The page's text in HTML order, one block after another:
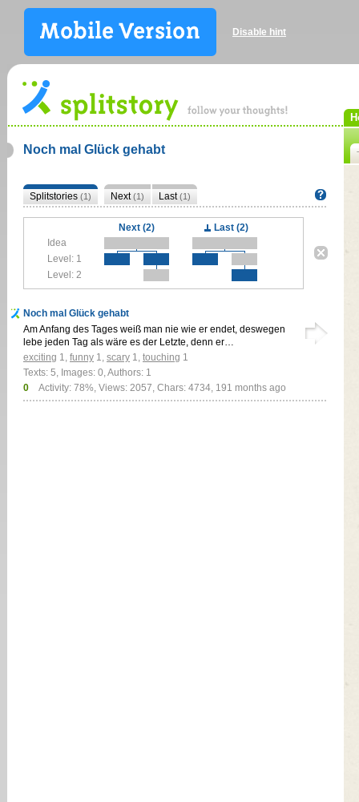
Disable hint
Noch mal Glück gehabt
Splitstories (1) Next(1) Last(1)
Next (2)
Last (2)
Idea
Level: 1
Level: 2
Noch mal Glück gehabt
Am Anfang des Tages weiß man nie wie er endet, deswegen
lebe jeden Tag als wäre es der Letzte, denn er…
exciting 1, funny 1, scary 1, touching 1
Texts: 5, Images: 0, Authors: 1
0
Activity: 78%, Views: 2057, Chars: 4734, 191 months ago